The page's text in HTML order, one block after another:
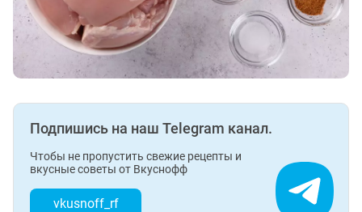
Подпишись на наш Telegram канал.
Чтобы не пропустить свежие рецепты и
вкусные советы от Вкуснофф
vkusnoff_rf